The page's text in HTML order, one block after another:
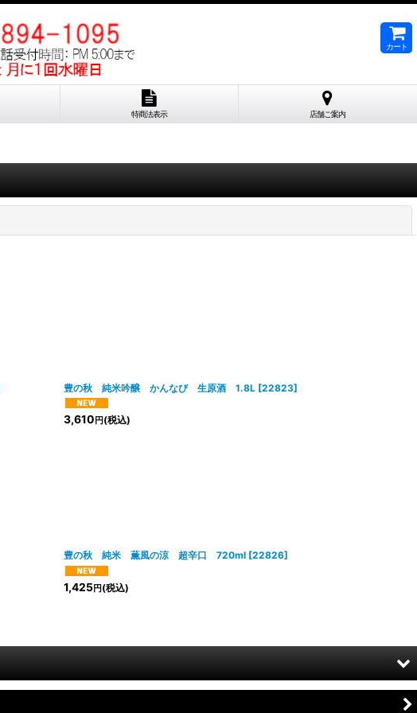
カート
特商法表示 店舗ご案内
豊の秋 純米吟醸 かんなび 生原酒 1.8L [22823]
3,610 円 (税込)
豊の秋 純米 薫風の涼 超辛口 720ml [22826]
1,425円 (税込)